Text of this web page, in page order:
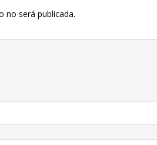
no será publicada.